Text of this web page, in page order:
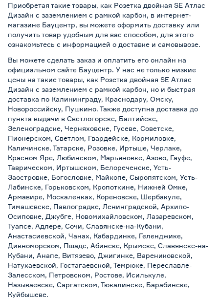
Приобретая такие товары, как Розетка двойная SE Атлас
Дизайн с заземлением с рамкой карбон, в интернет-
магазине Бауцентр, вы можете оформить доставку или
получить товар удобным для вас способом, для этого
ознакомьтесь с информацией о доставке и самовывозе.
Вы можете сделать заказ и оплатить его онлайн на
официальном сайте Бауцентр. У нас не только низкие
цены на такие товары, как Розетка двойная SE Атлас
Дизайн с заземлением с рамкой карбон, но и быстрая
доставка по Калининграду, Краснодару, Омску,
Новороссийску, Пушкино. Также доступна доставка до
пункта выдачи в Светлогорске, Балтийске,
Зеленоградске, Черняховске, Гусеве, Советске,
Пионерском, Светлом, Гвардейске, Кормиловке,
Каличинске, Татарске, Розовке, Иртыше, Черлаке,
Красном Яре, Любинском, Марьяновке, Азово, Гауфе,
Таврическом, Иртышском, Белореченске, Усть-
Заостровке, Богословке, Майкопе, Сыропятском, Усть-
Лабинске, Горьковском, Кропоткине, Нижней Омке,
Армавире, Москаленках, Кореновске, Шербакуле,
Тимашевске, Павлоградке, Ленинградской, Архипо-
Осиповке, Джубге, Новомихайловском, Лазаревском,
Туапсе, Адлере, Сочи, Славянске-на-Кубани,
Анастасиевской, Чанах, Кабардинке, Геленджике,
Дивноморском, Пшаде, Абинске, Крымске, Славянске-на-
Кубани, Анапе, Витязево, Джигинке, Варениковской,
Натухаевской, Гостагаевской, Темрюке, Переславле-
Залесском, Петровском, Ростове, Исилькуле,
Называевске, Саргатском, Тюкалинске, Барабинске,
Куйбышеве.